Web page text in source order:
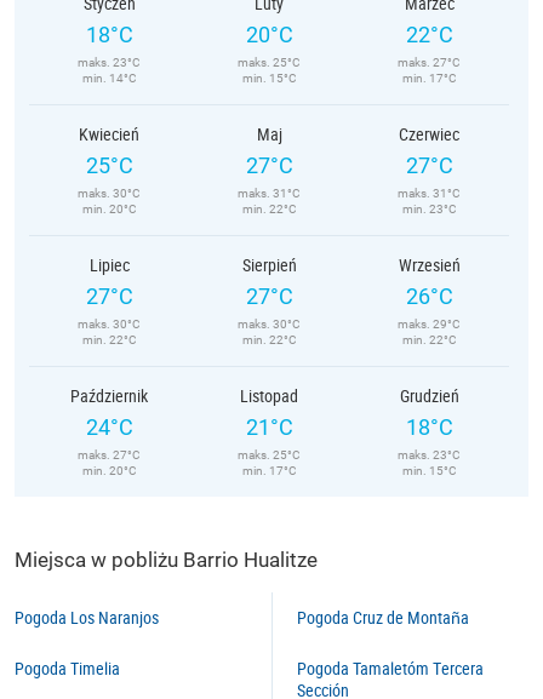
18°C
maks. 23°C
min. 14°C
20°C
maks. 25°C
min. 15°C
22°C
maks. 27°C
min. 17°C
Kwiecień
25°C
maks. 30°C
min. 20°C
Maj
27°C
maks. 31°C
min. 22°C
Czerwiec
27°C
maks. 31°C
min. 23°C
Lipiec
27°C
maks. 30°C
min. 22°C
Sierpień
27°C
maks. 30°C
min. 22°C
Wrzesień
26°C
maks. 29°C
min. 22°C
Październik
24°C
maks. 27°C
min. 20°C
Listopad
21°C
maks. 25°C
min. 17°C
Grudzień
18°C
maks. 23°C
min. 15°C
Miejsca w pobliżu Barrio Hualitze
Pogoda Los Naranjos
Pogoda Timelia
Pogoda Cruz de Montaña
Pogoda Tamaletóm Tercera
Sección